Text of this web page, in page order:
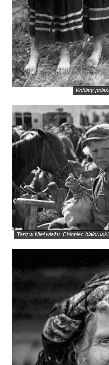
Kobiety
Targ w Nieświeżu. Chłopiec